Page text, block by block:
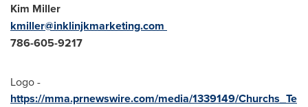
Kim Miller
kmiller@inklinjkmarketing.com
786-605-9217
Logo -
https://mma.prnewswire.com/media/1339149/Churchs_Te